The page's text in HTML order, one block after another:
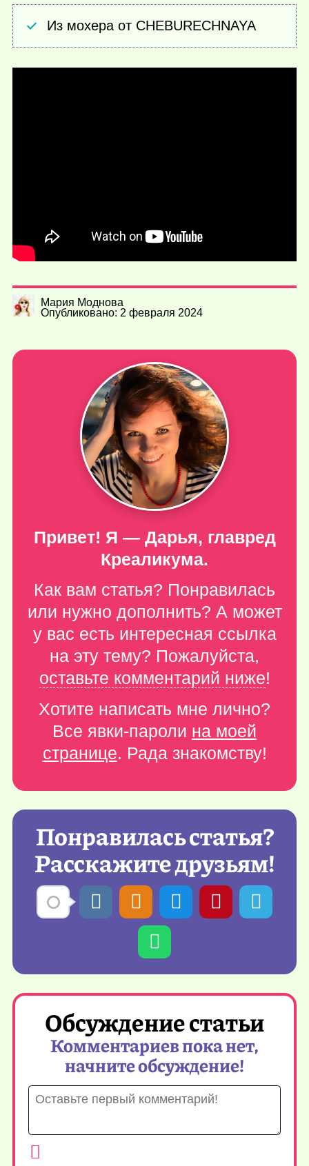
Из мохера от CHEBURECHNAYA
Мария Моднова
Опубликовано: 2 февраля 2024
Привет! Я — Дарья, главред
Креаликума.
Как вам статья? Понравилась
или нужно дополнить? А может
у вас есть интересная ссылка
на эту тему? Пожалуйста,
оставьте комментарий ниже!
Хотите написать мне лично?
Все явки-пароли на моей
странице. Рада знакомству!
Понравилась статья?
Расскажите друзьям!
Обсуждение статьи
Комментариев пока нет,
начните обсуждение!